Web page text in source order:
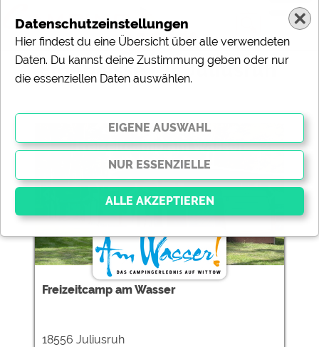
Ergebnisse für 'Juliusruh'
Freizeitcamp am Wasser
Freizeitcamp am Wasser
18556 Juliusruh
Datenschutzeinstellungen
Hier findest du eine Übersicht über alle verwendeten
Daten. Du kannst deine Zustimmung geben oder nur
die essenziellen Daten auswählen.
Essenziell
Essenzielle Cookies ermöglichen grundlegende
Funktionen und sind für die einwandfreie Funktion der
Website dringend erforderlich. Ohne diese Cookies